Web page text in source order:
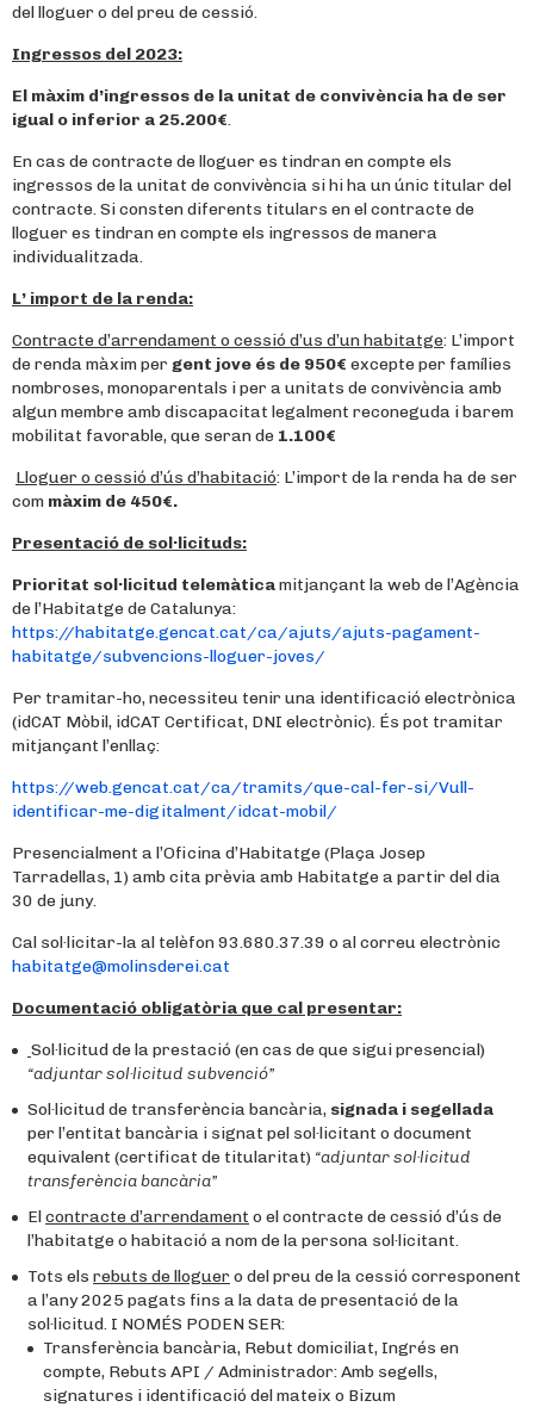
del lloguer o del preu de cessió.
Ingressos del 2023:
El màxim d’ingressos de la unitat de convivència ha de ser
igual o inferior a 25.200€.
En cas de contracte de lloguer es tindran en compte els
ingressos de la unitat de convivència si hi ha un únic titular del
contracte. Si consten diferents titulars en el contracte de
lloguer es tindran en compte els ingressos de manera
individualitzada.
L’ import de la renda:
Contracte d’arrendament o cessió d’us d’un habitatge: L’import
de renda màxim per gent jove és de 950€ excepte per famílies
nombroses, monoparentals i per a unitats de convivència amb
algun membre amb discapacitat legalment reconeguda i barem
mobilitat favorable, que seran de 1.100€
Lloguer o cessió d’ús d’habitació: L’import de la renda ha de ser
com màxim de 450€.
Presentació de sol·licituds:
Prioritat sol·licitud telemàticamitjançant la web de l’Agència
de l’Habitatge de Catalunya:
https://habitatge.gencat.cat/ca/ajuts/ajuts-pagament-
habitatge/subvencions-lloguer-joves/
Per tramitar-ho, necessiteu tenir una identificació electrònica
(idCAT Mòbil, idCAT Certificat, DNI electrònic). És pot tramitar
mitjançant l’enllaç:
https://web.gencat.cat/ca/tramits/que-cal-fer-si/Vull-
identificar-me-digitalment/idcat-mobil/
Presencialment a l’Oficina d’Habitatge (Plaça Josep
Tarradellas, 1) amb cita prèvia amb Habitatge a partir del dia
30 de juny.
Cal sol·licitar-la al telèfon 93.680.37.39 o al correu electrònic
habitatge@molinsderei.cat
Documentació obligatòria que cal presentar:
Sol·licitud de la prestació (en cas de que sigui presencial)
“adjuntar sol·licitud subvenció”
Sol·licitud de transferència bancària, signada i segellada
per l’entitat bancària i signat pel sol·licitant o document
equivalent (certificat de titularitat) “adjuntar sol·licitud
transferència bancària”
Elcontracte d’arrendament o el contracte de cessió d’ús de
l’habitatge o habitació a nom de la persona sol·licitant.
Tots els rebuts de lloguer o del preu de la cessió corresponent
a l’any 2025 pagats fins a la data de presentació de la
sol·licitud. I NOMÉS PODEN SER:
Transferència bancària, Rebut domiciliat, Ingrés en
compte, Rebuts API / Administrador: Amb segells,
signatures i identificació del mateix o Bizum